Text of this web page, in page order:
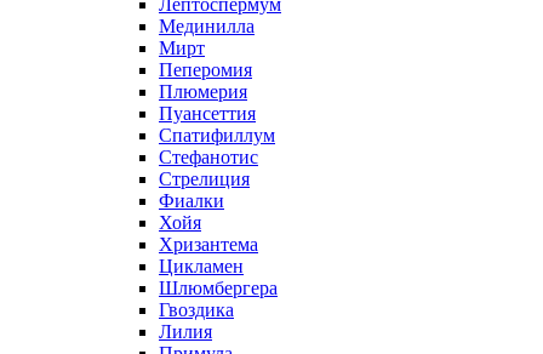
Лептоспермум
Мединилла
Мирт
Пеперомия
Плюмерия
Пуансеттия
Спатифиллум
Стефанотис
Стрелиция
Фиалки
Хойя
Хризантема
Цикламен
Шлюмбергера
Гвоздика
Лилия